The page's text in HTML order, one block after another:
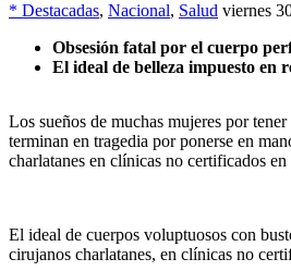
* Destacadas, Nacional, Salud viernes
Obsesión fatal por el cuerpo
El ideal de belleza impuesto en
Los sueños de muchas mujeres por
terminan en tragedia por ponerse en
charlatanes en clínicas no certificados
El ideal de cuerpos voluptuosos con
cirujanos charlatanes, en clínicas no